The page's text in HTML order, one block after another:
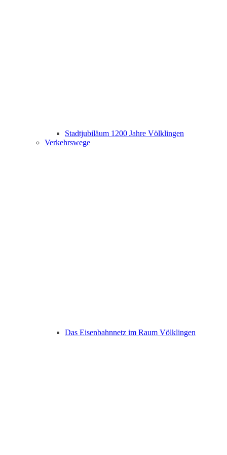
Stadtjubiläum 1200 Jahre Völklingen
Verkehrswege
Das Eisenbahnnetz im Raum Völklingen